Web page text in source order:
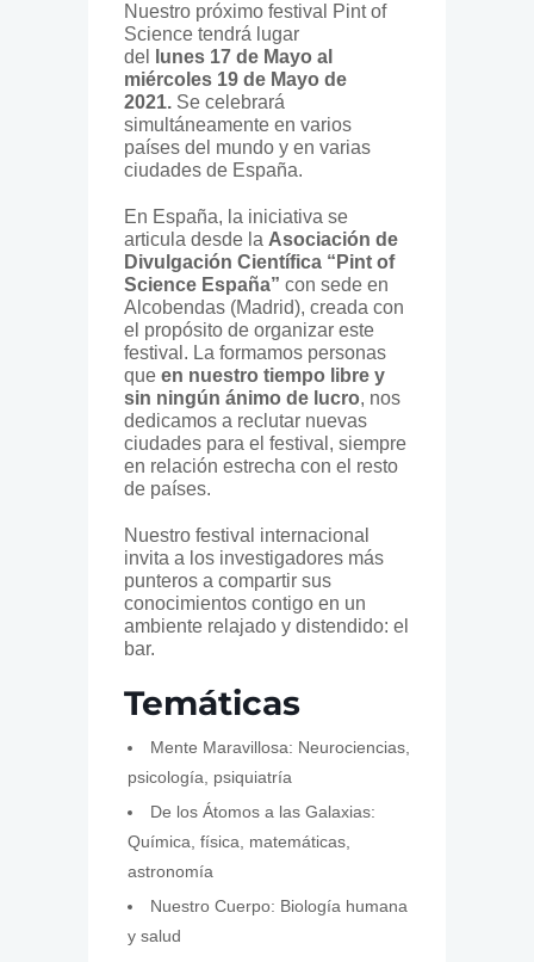
Nuestro próximo festival Pint of
Science tendrá lugar
del
lunes 17 de Mayo al
miércoles 19 de Mayo de
2021. Se celebrará
simultáneamente en varios
países del mundo y en varias
ciudades de España.
En España, la iniciativa se
articula desde la Asociación de
Divulgación Científica “Pint of
Science España” con sede en
Alcobendas (Madrid), creada con
el propósito de organizar este
festival. La formamos personas
que en nuestro tiempo libre y
sin ningún ánimo de lucro, nos
dedicamos a reclutar nuevas
ciudades para el festival, siempre
en relación estrecha con el resto
de países.
Nuestro festival internacional
invita a los investigadores más
punteros a compartir sus
conocimientos contigo en un
ambiente relajado y distendido: el
bar.
Temáticas
Mente Maravillosa: Neurociencias,
psicología, psiquiatría
De los Átomos a las Galaxias:
Química, física, matemáticas,
astronomía
Nuestro Cuerpo: Biología humana
y salud